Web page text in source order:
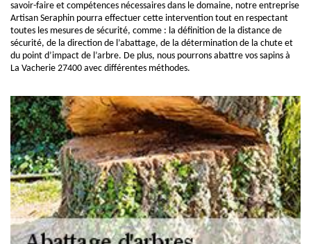
savoir-faire et compétences nécessaires dans le domaine, notre entreprise
Artisan Seraphin pourra effectuer cette intervention tout en respectant
toutes les mesures de sécurité, comme : la définition de la distance de
sécurité, de la direction de l’abattage, de la détermination de la chute et
du point d’impact de l’arbre. De plus, nous pourrons abattre vos sapins à
La Vacherie 27400 avec différentes méthodes.